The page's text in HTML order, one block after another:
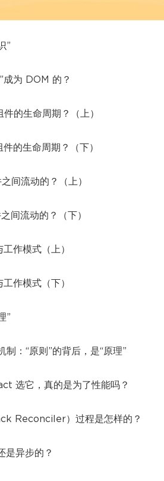
”
成为 DOM 的？
的生命周期？（上）
的生命周期？（下）
间流动的？（上）
间流动的？（下）
作模式（上）
作模式（下）
”
：“原则”的背后，是“原理”
选它，真的是为了性能吗？
Reconciler）过程是怎样的？
是异步的？